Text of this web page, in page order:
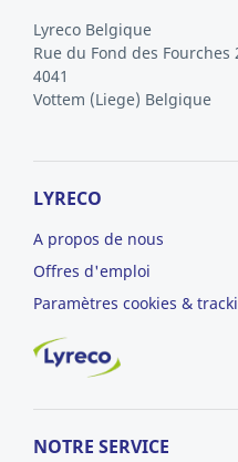
Lyreco Belgique
Rue du Fond des Fourches
4041
Vottem (Liege) Belgique
LYRECO
A propos de nous
Offres d'emploi
Paramètres cookies &
NOTRE SERVICE